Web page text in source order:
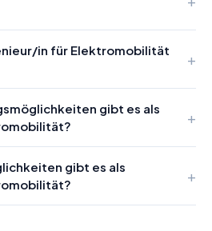
in für Elektromobilität
gibt es als
gibt es als